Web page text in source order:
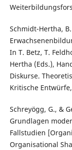
Schmidt-Hertha,
In T. Betz, T.
Hertha (Eds.),
Diskurse.
Kritische
Schreyögg, G., &
Grundlagen
Fallstudien
Organisational